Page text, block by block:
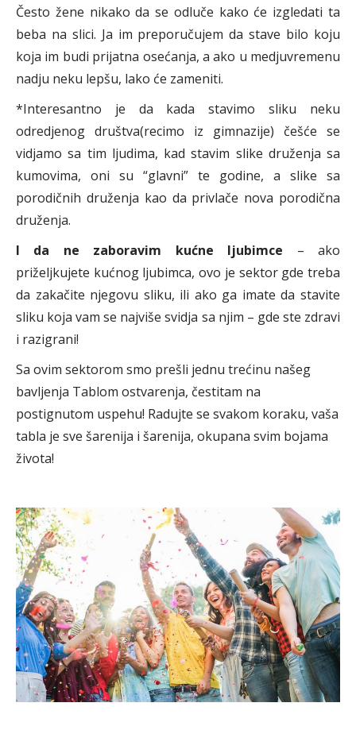
Često žene nikako da se odluče kako će izgledati ta
beba na slici. Ja im preporučujem da stave bilo koju
koja im budi prijatna osećanja, a ako u medjuvremenu
nadju neku lepšu, lako će zameniti.
*Interesantno je da kada stavimo sliku neku
odredjenog društva(recimo iz gimnazije) češće se
vidjamo sa tim ljudima, kad stavim slike druženja sa
kumovima, oni su “glavni” te godine, a slike sa
porodičnih druženja kao da privlače nova porodična
druženja.
I da ne zaboravim kućne ljubimce – ako
priželjkujete kućnog ljubimca, ovo je sektor gde treba
da zakačite njegovu sliku, ili ako ga imate da stavite
sliku koja vam se najviše svidja sa njim – gde ste zdravi
i razigrani!
Sa ovim sektorom smo prešli jednu trećinu našeg
bavljenja Tablom ostvarenja, čestitam na
postignutom uspehu! Radujte se svakom koraku, vaša
tabla je sve šarenija i šarenija, okupana svim bojama
života!